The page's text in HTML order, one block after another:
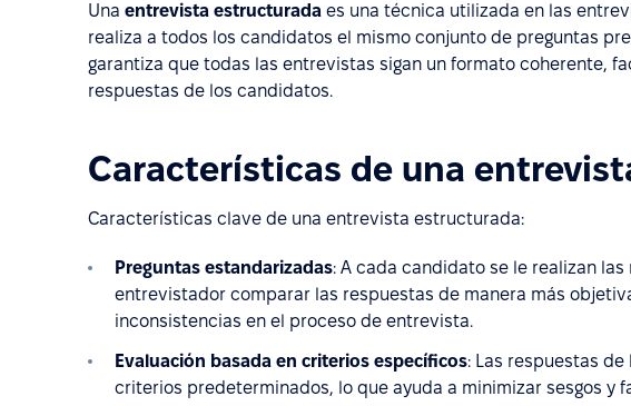
Una entrevista estructurada es una técnica utilizada en las
realiza a todos los candidatos el mismo conjunto de preguntas
garantiza que todas las entrevistas sigan un formato coherente,
respuestas de los candidatos.
Características de una
Características clave de una entrevista estructurada:
Preguntas estandarizadas: A cada candidato se le realizan
entrevistador comparar las respuestas de manera más
inconsistencias en el proceso de entrevista.
Evaluación basada en criterios específicos: Las respuestas
criterios predeterminados, lo que ayuda a minimizar sesgos y